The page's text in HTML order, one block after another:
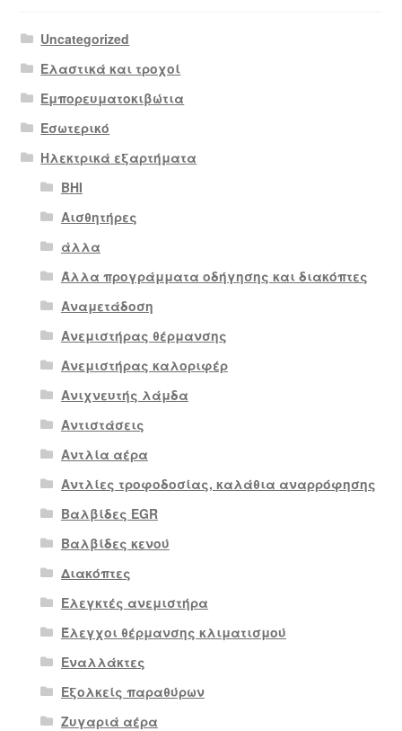
Uncategorized
Ελαστικά και τροχοί
Εμπορευματοκιβώτια
Εσωτερικό
Ηλεκτρικά εξαρτήματα
BHI
Αισθητήρες
άλλα
Άλλα προγράμματα οδήγησης και διακόπτες
Αναμετάδοση
Ανεμιστήρας θέρμανσης
Ανεμιστήρας καλοριφέρ
Ανιχνευτής λάμδα
Αντιστάσεις
Αντλία αέρα
Αντλίες τροφοδοσίας, καλάθια αναρρόφησης
Βαλβίδες EGR
Βαλβίδες κενού
Διακόπτες
Ελεγκτές ανεμιστήρα
Έλεγχοι θέρμανσης κλιματισμού
Εναλλάκτες
Εξολκείς παραθύρων
Ζυγαριά αέρα